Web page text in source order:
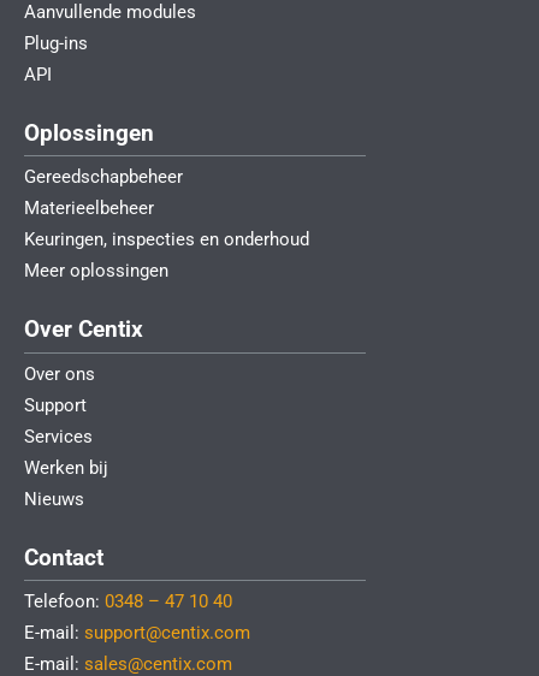
Aanvullende modules
Plug-ins
API
Oplossingen
Gereedschapbeheer
Materieelbeheer
Keuringen, inspecties en onderhoud
Meer oplossingen
Over Centix
Over ons
Support
Services
Werken bij
Nieuws
Contact
Telefoon: 0348 – 47 10 40
E-mail: support@centix.com
E-mail: sales@centix.com